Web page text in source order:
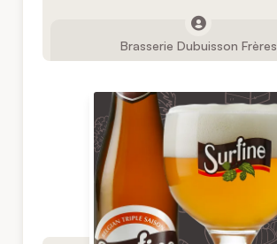
Brasserie Dubuisson Frères